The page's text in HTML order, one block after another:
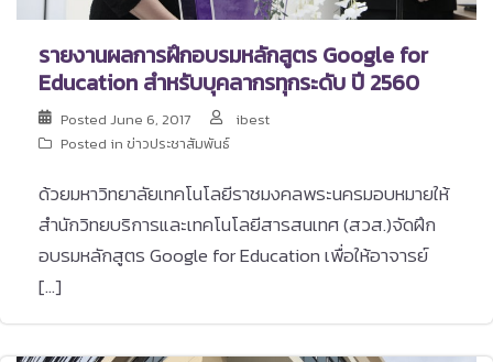
รายงานผลการฝึกอบรมหลักสูตร Google for
Education สำหรับบุคลากรทุกระดับ ปี 2560
Posted June 6, 2017
ibest
Posted in ข่าวประชาสัมพันธ์
ด้วยมหาวิทยาลัยเทคโนโลยีราชมงคลพระนครมอบหมายให้
สำนักวิทยบริการและเทคโนโลยีสารสนเทศ (สวส.)จัดฝึก
อบรมหลักสูตร Google for Education เพื่อให้อาจารย์
[…]